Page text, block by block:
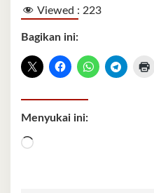
Viewed : 223
Bagikan ini:
Menyukai ini:
Memuat...